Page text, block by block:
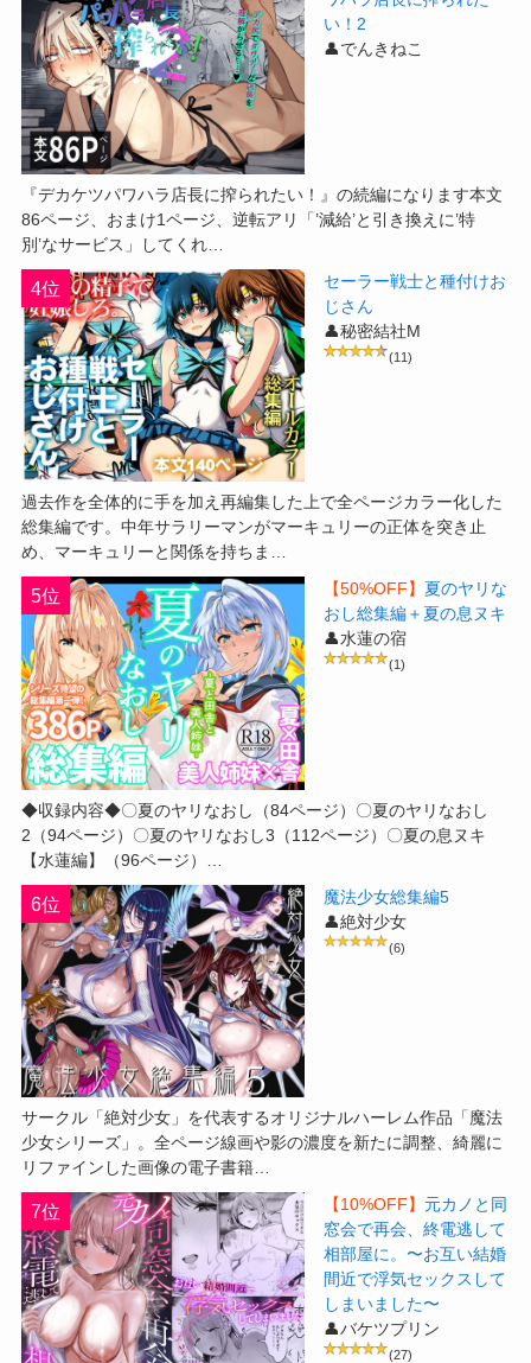
い！2
👤でんきねこ
『デカケツパワハラ店長に搾られたい！』の続編になります本文
86ページ、おまけ1ページ、逆転アリ「’減給’と引き換えに’特
別’なサービス」してくれ…
4位
セーラー戦士と種付けお
じさん
👤秘密結社M
(11)
過去作を全体的に手を加え再編集した上で全ページカラー化した
総集編です。中年サラリーマンがマーキュリーの正体を突き止
め、マーキュリーと関係を持ちま…
5位 【50%OFF】 夏のヤリな
おし総集編＋夏の息ヌキ
👤水蓮の宿
(1)
◆収録内容◆〇夏のヤリなおし（84ページ）〇夏のヤリなおし
2（94ページ）〇夏のヤリなおし3（112ページ）〇夏の息ヌキ
【水蓮編】（96ページ）…
6位
魔法少女総集編5
👤絶対少女
(6)
サークル「絶対少女」を代表するオリジナルハーレム作品「魔法
少女シリーズ」。全ページ線画や影の濃度を新たに調整、綺麗に
リファインした画像の電子書籍…
7位 【10%OFF】 元カノと同
窓会で再会、終電逃して
相部屋に。〜お互い結婚
間近で浮気セックスして
しまいました〜
👤バケツプリン
(27)